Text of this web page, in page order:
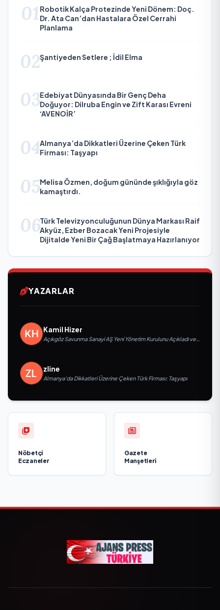
01 Robotik Kalça Protezinde Yeni Dönem: Doç.
Dr. Ata Can’dan Hastalara Özel Cerrahi
Planlama
02Şantiyeden Setlere ; İdil Elma
03Edebiyat Dünyasında Bir Genç Deha
Doğuyor: Dilruba Engin ve Zift Karası Evreni
‘AVENOİR’
04Almanya’da Dikkatleri Üzerine Çeken Türk
Firması: Taşyapı
05Melisa Özmen, doğum gününde şıklığıyla göz
kamaştırdı.
06Türk Televizyonculuğunun Dünya Markası Raif
Akyüz, Ezber Bozacak Yeni Projesiyle
Dijitalde Yeni Bir Çağ Başlatmaya Hazırlanıyor
YAZARLAR
Kamil Hizer
Açıkgöz Savunma Sanayi AŞ Yeni Yönetim Kurulunu Açıkladı ve
zline
Almanya’da Dikkatleri Üzerine Çeken Türk Firması: Taşyapı
Nöbetçi
Eczaneler
Gazete
Manşetleri